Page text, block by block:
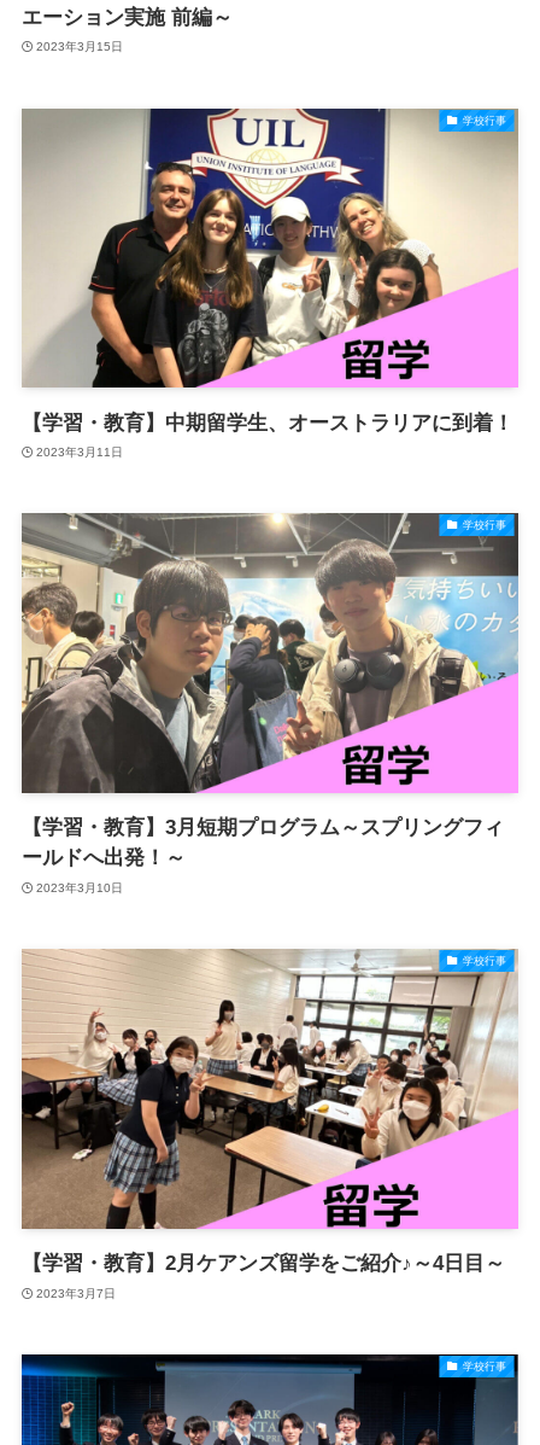
エーション実施 前編～
2023年3月15日
学校行事
【学習・教育】中期留学生、オーストラリアに到着！
2023年3月11日
学校行事
【学習・教育】3月短期プログラム～スプリングフィ
ールドへ出発！～
2023年3月10日
学校行事
【学習・教育】2月ケアンズ留学をご紹介♪～4日目～
2023年3月7日
学校行事